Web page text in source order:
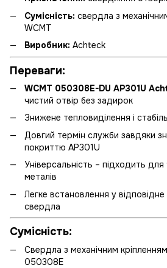
Сумісність: свердла з
WCMT
Виробник: Achteck
Переваги:
WCMT 050308E-DU AP301U
чистий отвір без задирок
Знижене тепловиділення і
Довгий термін служби завдяки
покриттю AP301U
Універсальність – підходить
металів
Легке встановлення у
свердла
Сумісність:
Свердла з механічним
050308E